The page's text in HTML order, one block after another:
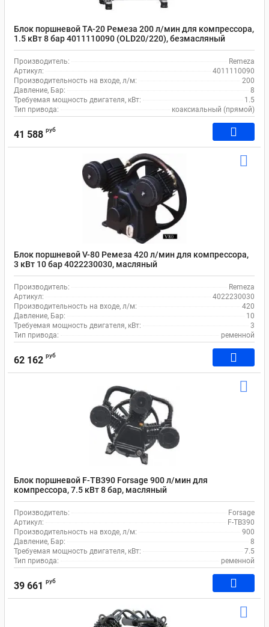
Блок поршневой ТА-20 Ремеза 200 л/мин для компрессора,
1.5 кВт 8 бар 4011110090 (OLD20/220), безмасляный
Производитель:
Remeza
Артикул:
4011110090
Производительность на входе, л/м:
200
Давление, Бар:
8
Требуемая мощность двигателя, кВт:
1.5
Тип привода:
коаксиальный (прямой)
41 588 руб
Блок поршневой V-80 Ремеза 420 л/мин для компрессора,
3 кВт 10 бар 4022230030, масляный
Производитель:
Remeza
Артикул:
4022230030
Производительность на входе, л/м:
420
Давление, Бар:
10
Требуемая мощность двигателя, кВт:
3
Тип привода:
ременной
62 162 руб
Блок поршневой F-TB390 Forsage 900 л/мин для
компрессора, 7.5 кВт 8 бар, масляный
Производитель:
Forsage
Артикул:
F-TB390
Производительность на входе, л/м:
900
Давление, Бар:
8
Требуемая мощность двигателя, кВт:
7.5
Тип привода:
ременной
39 661 руб